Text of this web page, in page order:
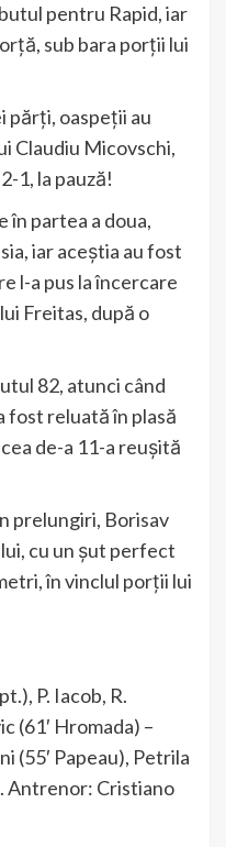
pentru Rapid, iar
sub bara porții lui
părți, oaspeții au
Claudiu Micovschi,
1, la pauză!
în partea a doua,
iar aceștia au fost
l-a pus la încercare
Freitas, după o
82, atunci când
fost reluată în plasă
de-a 11-a reușită
prelungiri, Borisav
cu un șut perfect
în vinclul porții lui
P. Iacob, R.
(61′ Hromada) –
(55′ Papeau), Petrila
Antrenor: Cristiano